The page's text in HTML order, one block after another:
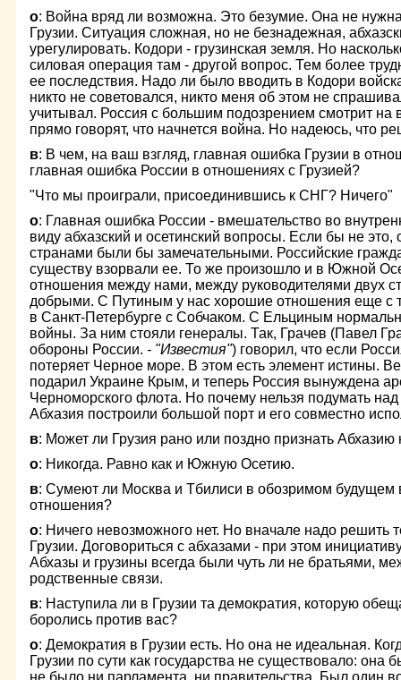
о: Война вряд ли возможна. Это безумие. Она не
Грузии. Ситуация сложная, но не безнадежная,
урегулировать. Кодори - грузинская земля. Но
силовая операция там - другой вопрос. Тем более
ее последствия. Надо ли было вводить в Кодори
никто не советовался, никто меня об этом не
учитывал. Россия с большим подозрением смотрит на
прямо говорят, что начнется война. Но надеюсь, что
в: В чем, на ваш взгляд, главная ошибка Грузии в
главная ошибка России в отношениях с Грузией?
"Что мы проиграли, присоединившись к СНГ? Ничего"
о: Главная ошибка России - вмешательство во
виду абхазский и осетинский вопросы. Если бы не
странами были бы замечательными. Российские
существу взорвали ее. То же произошло и в Южной
отношения между нами, между руководителями двух
добрыми. С Путиным у нас хорошие отношения еще с
в Санкт-Петербурге с Собчаком. С Ельциным
войны. За ним стояли генералы. Так, Грачев (Павел
обороны России. - "Известия") говорил, что если
потеряет Черное море. В этом есть элемент истины.
подарил Украине Крым, и теперь Россия вынуждена
Черноморского флота. Но почему нельзя подумать
Абхазия построили большой порт и его совместно
в: Может ли Грузия рано или поздно признать Абхазию
о: Никогда. Равно как и Южную Осетию.
в: Сумеют ли Москва и Тбилиси в обозримом будущем
отношения?
о: Ничего невозможного нет. Но вначале надо решить
Грузии. Договориться с абхазами - при этом
Абхазы и грузины всегда были чуть ли не братьями,
родственные связи.
в: Наступила ли в Грузии та демократия, которую
боролись против вас?
о: Демократия в Грузии есть. Но она не идеальная.
Грузии по сути как государства не существовало: она
не было ни парламента, ни правительства. Был один